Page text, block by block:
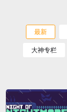
最新
大神专栏